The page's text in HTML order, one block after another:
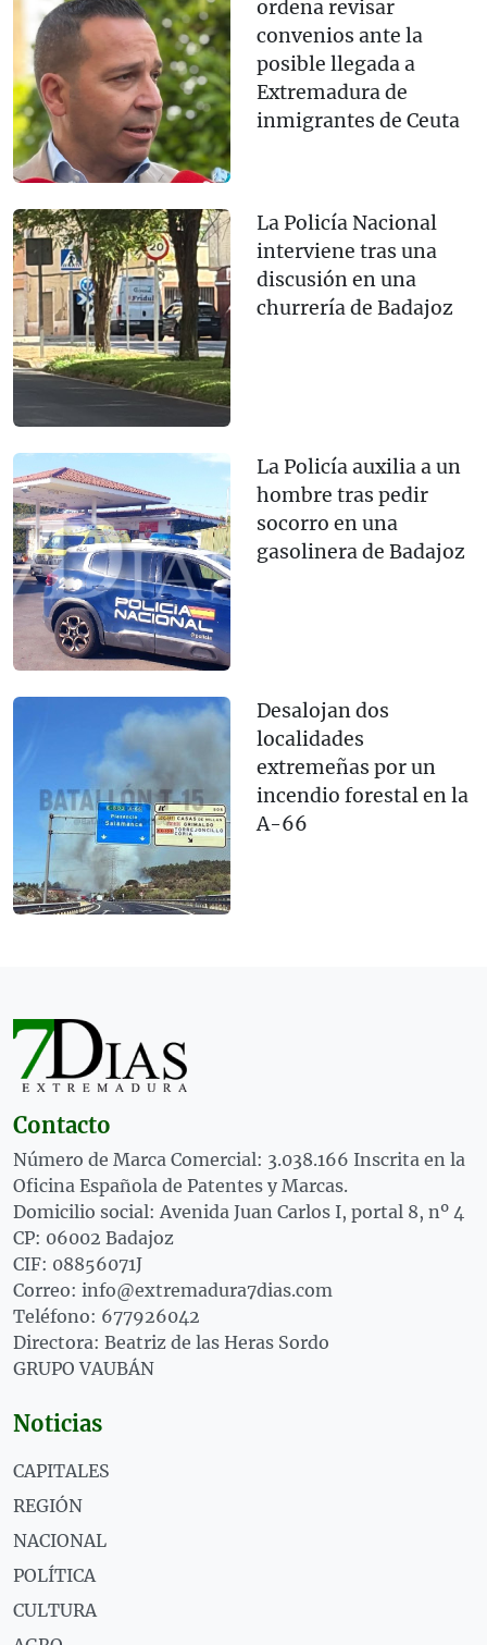
ordena revisar
convenios ante la
posible llegada a
Extremadura de
inmigrantes de Ceuta
La Policía Nacional
interviene tras una
discusión en una
churrería de Badajoz
La Policía auxilia a un
hombre tras pedir
socorro en una
gasolinera de Badajoz
Desalojan dos
localidades
extremeñas por un
incendio forestal en la
A-66
Contacto
Número de Marca Comercial: 3.038.166 Inscrita en la
Oficina Española de Patentes y Marcas.
Domicilio social: Avenida Juan Carlos I, portal 8, nº 4
CP: 06002 Badajoz
CIF: 08856071J
Correo: info@extremadura7dias.com
Teléfono: 677926042
Directora: Beatriz de las Heras Sordo
GRUPO VAUBÁN
Noticias
CAPITALES
REGIÓN
NACIONAL
POLÍTICA
CULTURA